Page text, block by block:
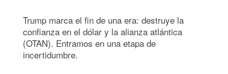
Trump marca el fin de una era: destruye la
confianza en el dólar y la alianza atlántica
(OTAN). Entramos en una etapa de
incertidumbre.